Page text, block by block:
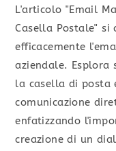
L'articolo "Email
Casella Postale" si
efficacemente
aziendale. Esplora
la casella di posta
comunicazione
enfatizzando
creazione di un